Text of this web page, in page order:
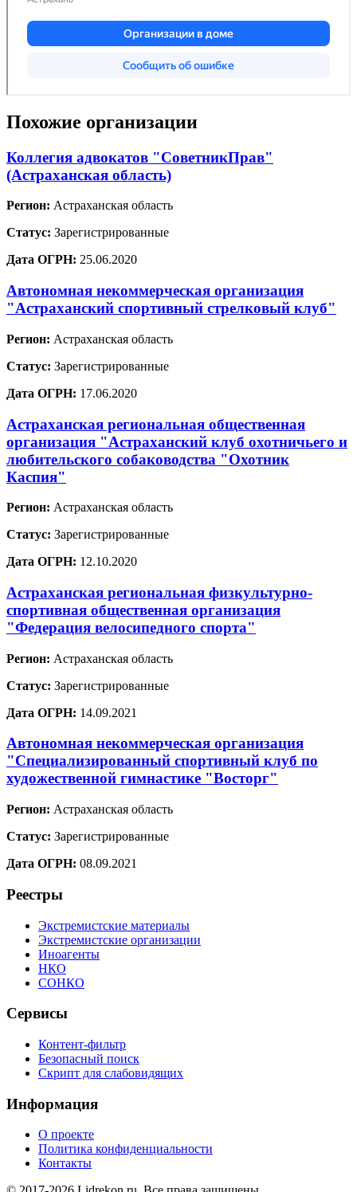
Похожие организации
Коллегия адвокатов "СоветникПрав"
(Астраханская область)
Регион: Астраханская область
Статус: Зарегистрированные
Дата ОГРН: 25.06.2020
Автономная некоммерческая организация
"Астраханский спортивный стрелковый клуб"
Регион: Астраханская область
Статус: Зарегистрированные
Дата ОГРН: 17.06.2020
Астраханская региональная общественная
организация "Астраханский клуб охотничьего и
любительского собаководства "Охотник
Каспия"
Регион: Астраханская область
Статус: Зарегистрированные
Дата ОГРН: 12.10.2020
Астраханская региональная физкультурно-
спортивная общественная организация
"Федерация велосипедного спорта"
Регион: Астраханская область
Статус: Зарегистрированные
Дата ОГРН: 14.09.2021
Автономная некоммерческая организация
"Специализированный спортивный клуб по
художественной гимнастике "Восторг"
Регион: Астраханская область
Статус: Зарегистрированные
Дата ОГРН: 08.09.2021
Реестры
Экстремистские материалы
Экстремистские организации
Иноагенты
НКО
СОНКО
Сервисы
Контент-фильтр
Безопасный поиск
Скрипт для слабовидящих
Информация
О проекте
Политика конфиденциальности
Контакты